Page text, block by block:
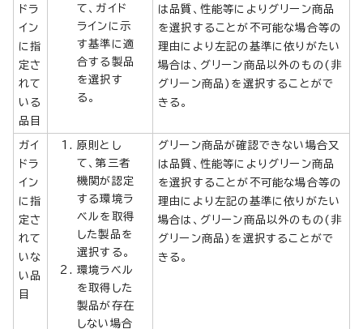
ドラ
イン
に指
定さ
れて
いる
品目
て、ガイド
ラインに示
す基準に適
合する製品
を選択す
る。
は品質、性能等によりグリーン商品
を選択することが不可能な場合等の
理由により左記の基準に依りがたい
場合は、グリーン商品以外のもの(非
グリーン商品)を選択することがで
きる。
ガイ
ドラ
イン
に指
定さ
れて
いな
い品
目
原則とし
て、第三者
機関が認定
する環境ラ
ベルを取得
した製品を
選択する。
環境ラベル
を取得した
製品が存在
しない場合
グリーン商品が確認できない場合又
は品質、性能等によりグリーン商品
を選択することが不可能な場合等の
理由により左記の基準に依りがたい
場合は、グリーン商品以外のもの(非
グリーン商品)を選択することがで
きる。